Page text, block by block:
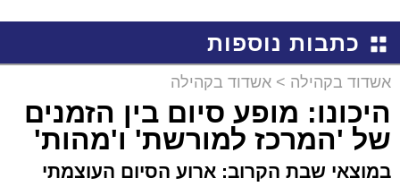
באשדוד
כתבות נוספות
אשדוד בקהילה > אשדוד בקהילה
היכונו: מופע סיום בין הזמנים
של 'המרכז למורשת' ו'מהות'
במוצאי שבת הקרוב: ארוע הסיום העוצמתי